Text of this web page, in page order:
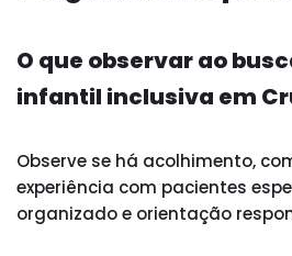
O que observar ao
infantil inclusiva em
Observe se há acolhimento,
experiência com pacientes
organizado e orientação